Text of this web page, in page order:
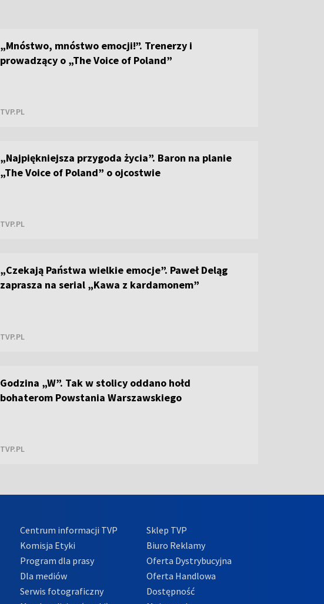
„Mnóstwo, mnóstwo emocji!”. Trenerzy i
prowadzący o „The Voice of Poland”
TVP.PL
„Najpiękniejsza przygoda życia”. Baron na planie
„The Voice of Poland” o ojcostwie
TVP.PL
„Czekają Państwa wielkie emocje”. Paweł Deląg
zaprasza na serial „Kawa z kardamonem”
TVP.PL
Godzina „W”. Tak w stolicy oddano hołd
bohaterom Powstania Warszawskiego
TVP.PL
Centrum informacji TVP
Komisja Etyki
Program dla prasy
Dla mediów
Serwis fotograficzny
Sklep TVP
Biuro Reklamy
Oferta Dystrybucyjna
Oferta Handlowa
Dostępność